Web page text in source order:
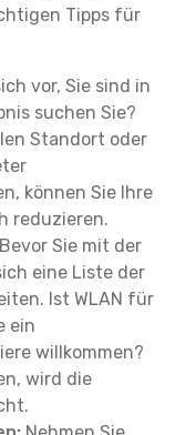
Tipps für
vor, Sie sind in
suchen Sie?
Standort oder
können Sie Ihre
reduzieren.
Bevor Sie mit der
eine Liste der
Ist WLAN für
ein
willkommen?
wird die